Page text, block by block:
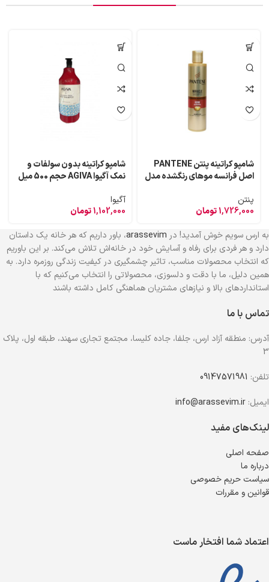
شامپو کراتینه پنتن PANTENE
اصل فرانسه موهای رنگشده مدل
پنتن
1,726,000تومان
شامپو کراتینه بدون سولفات و
نمک آگیوا AGIVA حجم 500 میل
آگیوا
1,102,000تومان
به ارس سویم خوش آمدید! در arassevim، باور داریم که هر خانه یک داستان
دارد و هر فردی برای رفاه و آسایش خود در خانه‌اش تلاش می‌کند. بر این باوریم
که انتخاب محصولات مناسب، تاثیر چشمگیری در کیفیت زندگی روزمره دارد. به
همین دلیل، ما با دقت و دلسوزی، محصولاتی را انتخاب می‌کنیم که با
استانداردهای بالا و نیازهای مشتریان هماهنگی کامل داشته باشند
تماس با ما
آدرس: منطقه آزاد ارس، جلفا، جاده کلیسا، مجتمع تجاری سهند، طبقه اول، پلاک
3
تلفن: 09147571981
ایمیل: info@arassevim.ir
لینک‌های مفید
صفحه اصلی
درباره ما
سیاست حریم خصوصی
قوانین و مقررات
اعتماد شما افتخار ماست